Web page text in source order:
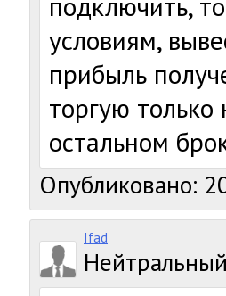
условиям,
прибыль
торгую только
остальном
Опубликовано:
Ifad